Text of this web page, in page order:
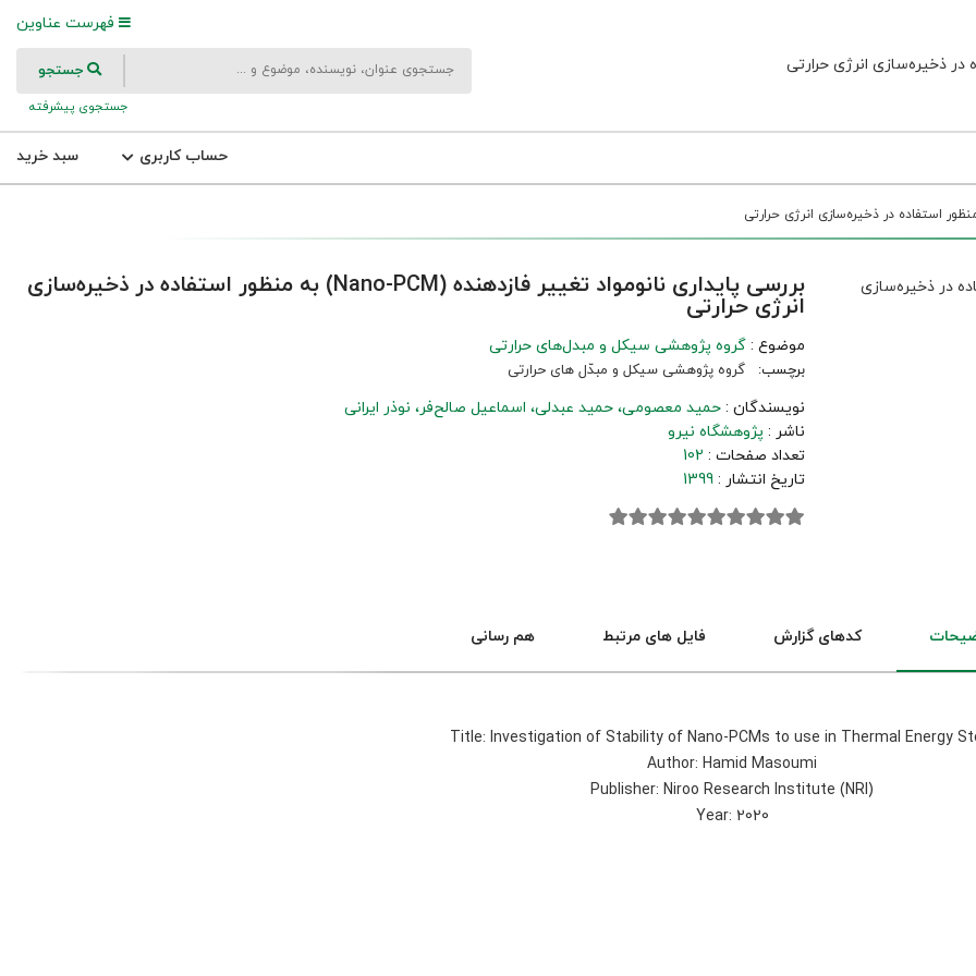
فهرست عناوین
جستجو
جستجوی پیشرفته
حساب کاربری سبد خرید
بررسی پایداری نانومواد تغییر فازدهنده (Nano-PCM) به منظور استفاده در ذخیره‌سازی
انرژی حرارتی
موضوع : گروه پژوهشی سیکل و مبدل‌های حرارتی
برچسب: گروه پژوهشی سیکل و مبدّل های حرارتی
نویسندگان : حمید معصومی حمید عبدلی اسماعیل صالح‌فر نوذر ایرانی
ناشر : پژوهشگاه نیرو
تعداد صفحات : 102
تاریخ انتشار : 1399
کدهای گزارش فایل های مرتبط هم رسانی
Title: Investigation of Stability of Nano-PCMs to use in Thermal Energy
Author: Hamid Masoumi
Publisher: Niroo Research Institute (NRI)
Year: 2020